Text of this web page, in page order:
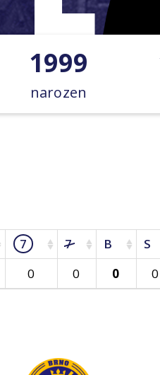
1999
narozen
7 7 B S
0 0 0 0